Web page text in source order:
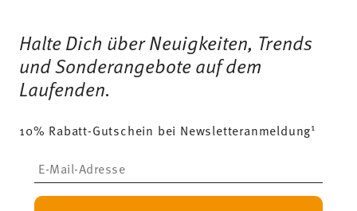
Halte Dich über Neuigkeiten, Trends
und Sonderangebote auf dem
Laufenden.
10% Rabatt-Gutschein bei Newsletteranmeldung1